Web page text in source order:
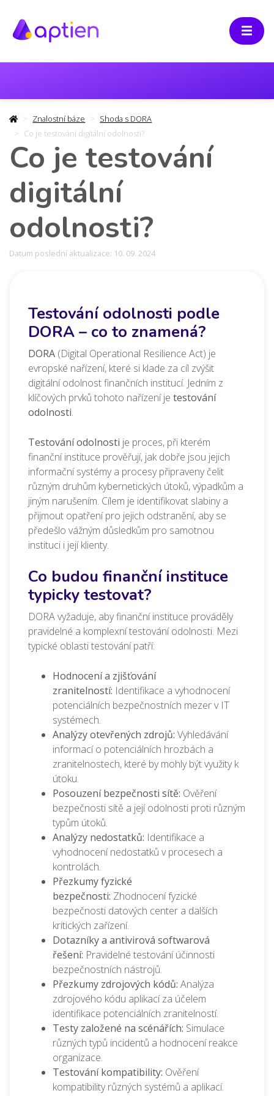
Znalostní báze
Shoda s DORA
Co je testování digitální odolnosti?
Co je testování
digitální
odolnosti?
Datum poslední aktualizace: 10. 09. 2024
Testování odolnosti podle
DORA – co to znamená?
DORA (Digital Operational Resilience Act) je
evropské nařízení, které si klade za cíl zvýšit
digitální odolnost finančních institucí. Jedním z
klíčových prvků tohoto nařízení je testování
odolnosti.
Testování odolnosti je proces, při kterém
finanční instituce prověřují, jak dobře jsou jejich
informační systémy a procesy připraveny čelit
různým druhům kybernetických útoků, výpadkům a
jiným narušením. Cílem je identifikovat slabiny a
přijmout opatření pro jejich odstranění, aby se
předešlo vážným důsledkům pro samotnou
instituci i její klienty.
Co budou finanční instituce
typicky testovat?
DORA vyžaduje, aby finanční instituce prováděly
pravidelné a komplexní testování odolnosti. Mezi
typické oblasti testování patří:
Hodnocení a zjišťování
zranitelností: Identifikace a vyhodnocení
potenciálních bezpečnostních mezer v IT
systémech.
Analýzy otevřených zdrojů: Vyhledávání
informací o potenciálních hrozbách a
zranitelnostech, které by mohly být využity k
útoku.
Posouzení bezpečnosti sítě: Ověření
bezpečnosti sítě a její odolnosti proti různým
typům útoků.
Analýzy nedostatků: Identifikace a
vyhodnocení nedostatků v procesech a
kontrolách.
Přezkumy fyzické
bezpečnosti: Zhodnocení fyzické
bezpečnosti datových center a dalších
kritických zařízení.
Dotazníky a antivirová softwarová
řešení: Pravidelné testování účinnosti
bezpečnostních nástrojů.
Přezkumy zdrojových kódů: Analýza
zdrojového kódu aplikací za účelem
identifikace potenciálních zranitelností.
Testy založené na scénářích: Simulace
různých typů incidentů a hodnocení reakce
organizace.
Testování kompatibility: Ověření
kompatibility různých systémů a aplikací.